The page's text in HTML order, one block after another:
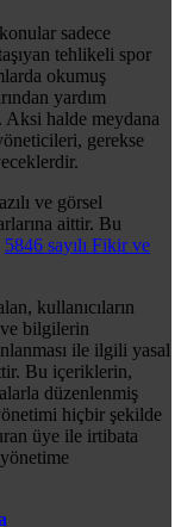
sadece
tehlikeli spor
okumuş
yardım
Aksi halde meydana
gerekse
ve görsel
aittir. Bu
5846 sayılı Fikir ve
kullanıcıların
bilgilerin
ile ilgili yasal
Bu içeriklerin,
düzenlenmiş
hiçbir şekilde
üye ile irtibata